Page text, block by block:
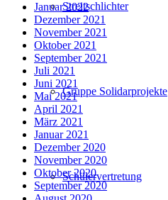
Streitschlichter
Gruppe Solidarprojekte
Schülervertretung
Januar 2022
Dezember 2021
November 2021
Oktober 2021
September 2021
Juli 2021
Juni 2021
Mai 2021
April 2021
März 2021
Januar 2021
Dezember 2020
November 2020
Oktober 2020
September 2020